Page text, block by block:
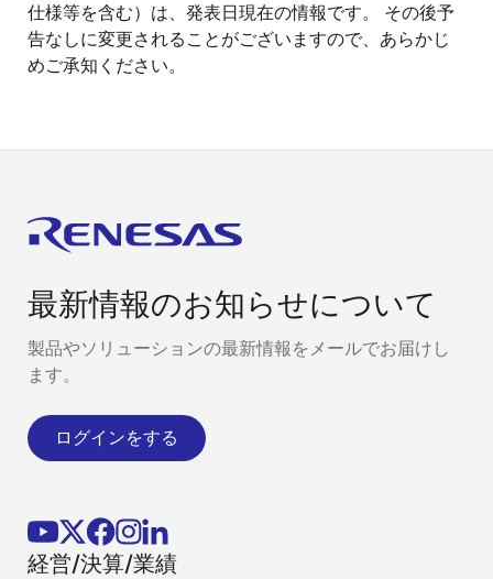
仕様等を含む）は、発表日現在の情報です。 その後予
告なしに変更されることがございますので、あらかじ
めご承知ください。
最新情報のお知らせについて
製品やソリューションの最新情報をメールでお届けし
ます。
ログインをする
経営/決算/業績